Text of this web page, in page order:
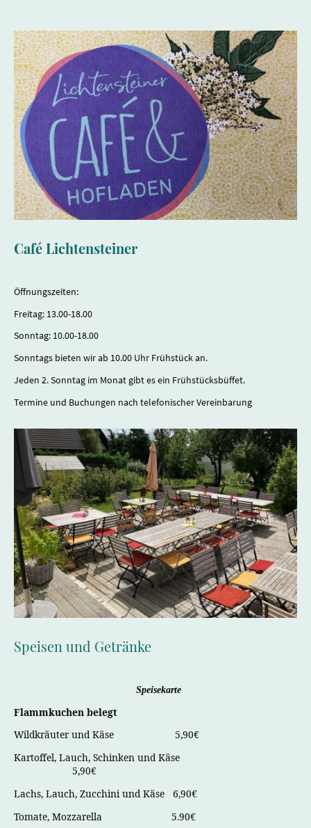
Café Lichtensteiner
Öffnungszeiten:
Freitag: 13.00-18.00
Sonntag: 10.00-18.00
Sonntags bieten wir ab 10.00 Uhr Frühstück an.
Jeden 2. Sonntag im Monat gibt es ein Frühstücksbüffet.
Termine und Buchungen nach telefonischer Vereinbarung
Speisen und Getränke
Speisekarte
Flammkuchen belegt
Wildkräuter und Käse
5,90€
Kartoffel, Lauch, Schinken und Käse
5,90€
Lachs, Lauch, Zucchini und Käse 6,90€
Tomate, Mozzarella
5.90€